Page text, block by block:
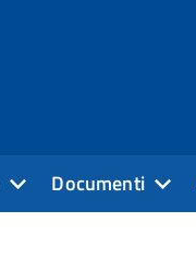
Documenti